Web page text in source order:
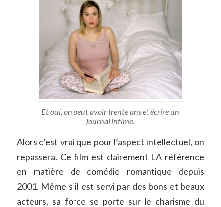
Et oui, on peut avoir trente ans et écrire un
journal intime.
Alors c’est vrai que pour l’aspect intellectuel, on
repassera. Ce film est clairement LA référence
en matière de comédie romantique depuis
2001. Même s’il est servi par des bons et beaux
acteurs, sa force se porte sur le charisme du